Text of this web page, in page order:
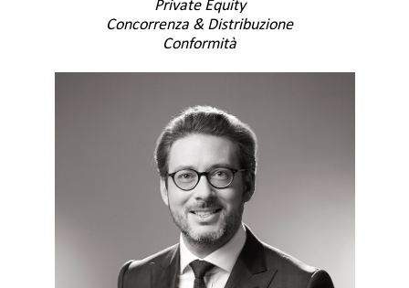
Private Equity
Concorrenza & Distribuzione
Conformità